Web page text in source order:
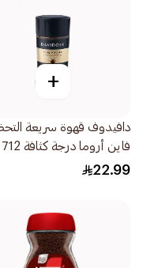
+
دافيدوف قهوة سريعة
فاين أروما درجة كثافة 712
45جرام
22.99